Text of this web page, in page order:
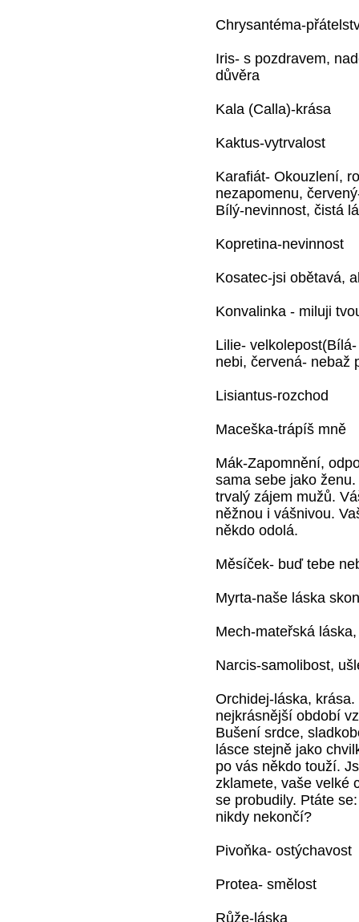
Chrysantéma-
Iris- s pozdravem,
důvěra
Kala (Calla)-krása
Kaktus-vytrvalost
Karafiát- Okouzlení,
nezapomenu,
Bílý-nevinnost, čistá
Kopretina-nevinnost
Kosatec-jsi obětavá,
Konvalinka - miluji
Lilie-
nebi, červená- nebaž
Lisiantus-rozchod
Maceška-trápíš mně
Mák-Zapomnění,
sama sebe jako
trvalý zájem mužů.
něžnou i vášnivou.
někdo odolá.
Měsíček- buď tebe
Myrta-naše láska
Mech-mateřská
Narcis-samolibost,
Orchidej-láska,
nejkrásnější období
Bušení srdce,
lásce stejně jako
po vás někdo touží.
zklamete, vaše velké
se probudily. Ptáte
nikdy nekončí?
Pivoňka- ostýchavost
Protea- smělost
Růže-láska